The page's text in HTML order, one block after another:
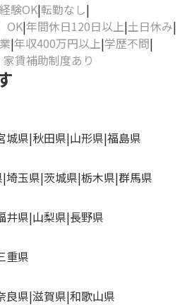
験OK 転勤なし
OK 年間休日120日以上 土日休み
年収400万円以上 学歴不問
賃補助制度あり
城県 秋田県 山形県 福島県
埼玉県 茨城県 栃木県 群馬県
井県 山梨県 長野県
重県
良県 滋賀県 和歌山県